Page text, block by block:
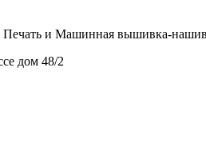
и Машинная вышивка-
дом 48/2